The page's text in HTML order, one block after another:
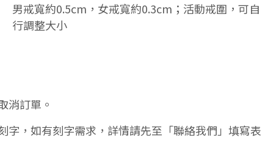
男戒寬約0.5cm，女戒寬約0.3cm；活動戒圍，可自
行調整大小
消訂單。
，如有刻字需求，詳情請先至「聯絡我們」填寫表